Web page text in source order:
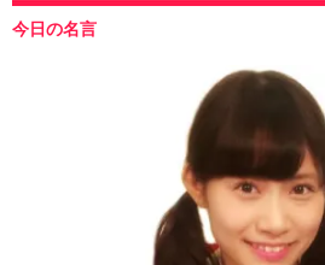
今日の名言